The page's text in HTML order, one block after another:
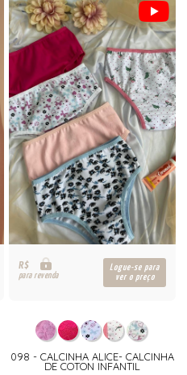
R$
para revenda
Logue-se para
ver o preço
098 - CALCINHA ALICE- CALCINHA
DE COTON INFANTIL